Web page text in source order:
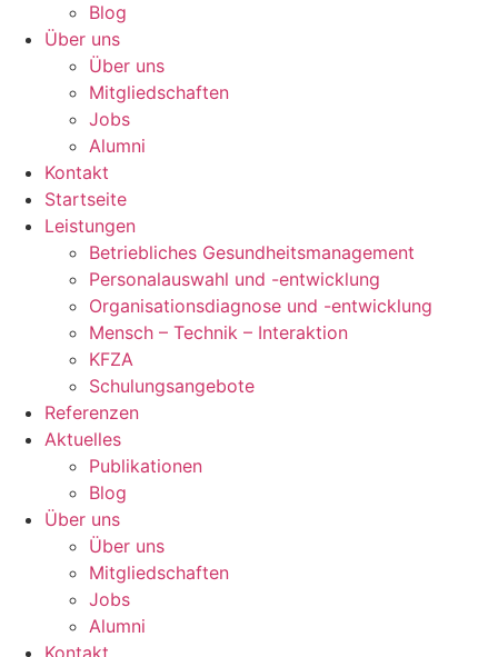
Blog
Über uns
Über uns
Mitgliedschaften
Jobs
Alumni
Kontakt
Startseite
Leistungen
Betriebliches Gesundheitsmanagement
Personalauswahl und -entwicklung
Organisationsdiagnose und -entwicklung
Mensch – Technik – Interaktion
KFZA
Schulungsangebote
Referenzen
Aktuelles
Publikationen
Blog
Über uns
Über uns
Mitgliedschaften
Jobs
Alumni
Kontakt